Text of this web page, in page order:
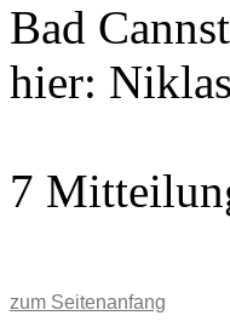
Bad
hier:
7
zum Seitenanfang